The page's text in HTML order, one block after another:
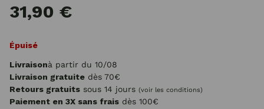
31,90 €
Épuisé
Livraisonà partir du 10/08
Livraison gratuite dès 70€
Retours gratuits sous 14 jours (voir les conditions)
Paiement en 3X sans frais dès 100€